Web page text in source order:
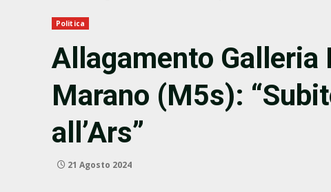
Politica
Allagamento Galleria
Marano (M5s):
all’Ars”
21 Agosto 2024